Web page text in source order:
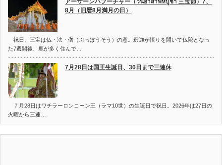
アーサーンハブーチャー（วันอาสาฬหบูชา 三宝節）7、
8月（旧暦8月満月の日）
祝日。三宝は仏・法・僧（ぶっぽうそう）の意。釈迦が悟りを開いて仏陀となっ
た7週間後、鹿が多く住んで…
7月28日は国王生誕日、30日まで三連休
７月28日はワチラーロンコーン王（ラマ10世）の生誕日で祝日。2026年は27日の
火曜から三連…